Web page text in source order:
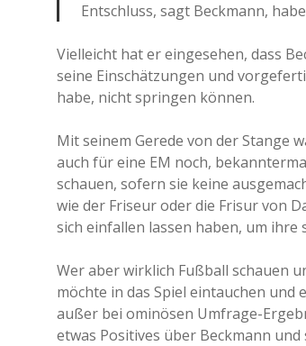
Entschluss, sagt Beckmann,
Vielleicht hat er eingesehen, dass
seine Einschätzungen und
habe, nicht springen können.
Mit seinem Gerede von der Stange
auch für eine EM noch,
schauen, sofern sie keine
wie der Friseur oder die Frisur von
sich einfallen lassen haben, um
Wer aber wirklich Fußball schauen
möchte in das Spiel eintauchen
außer bei ominösen Umfrage-
etwas Positives über Beckmann